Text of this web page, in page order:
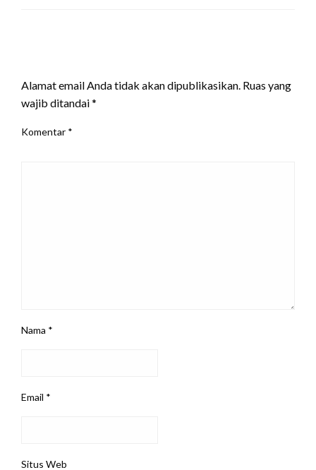
Alamat email Anda tidak akan dipublikasikan. Ruas yang
wajib ditandai*
Komentar *
Nama *
Email *
Situs Web